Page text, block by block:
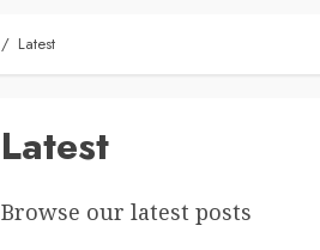
Latest
Latest
Browse our latest posts